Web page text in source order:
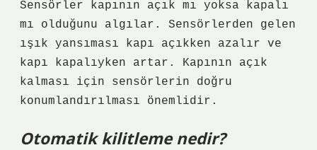
Sensörler kapının açık mı yoksa kapalı
mı olduğunu algılar. Sensörlerden gelen
ışık yansıması kapı açıkken azalır ve
kapı kapalıyken artar. Kapının açık
kalması için sensörlerin doğru
konumlandırılması önemlidir.
Otomatik kilitleme nedir?